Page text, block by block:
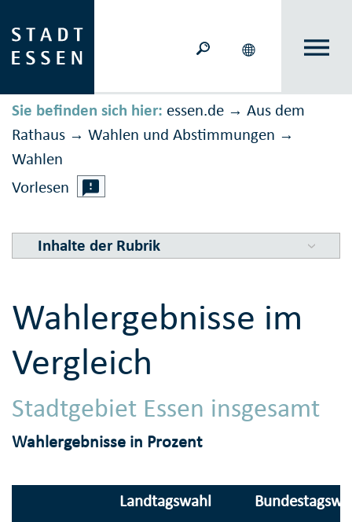
Sie befinden sich hier: essen.de → Aus dem
Rathaus → Wahlen und Ab­stimmungen →
Wahlen
Vorlesen
Inhalte der Rubrik
Wahlergebnisse im
Vergleich
Stadtgebiet Essen insgesamt
Wahlergebnisse in Prozent
Landtagswahl